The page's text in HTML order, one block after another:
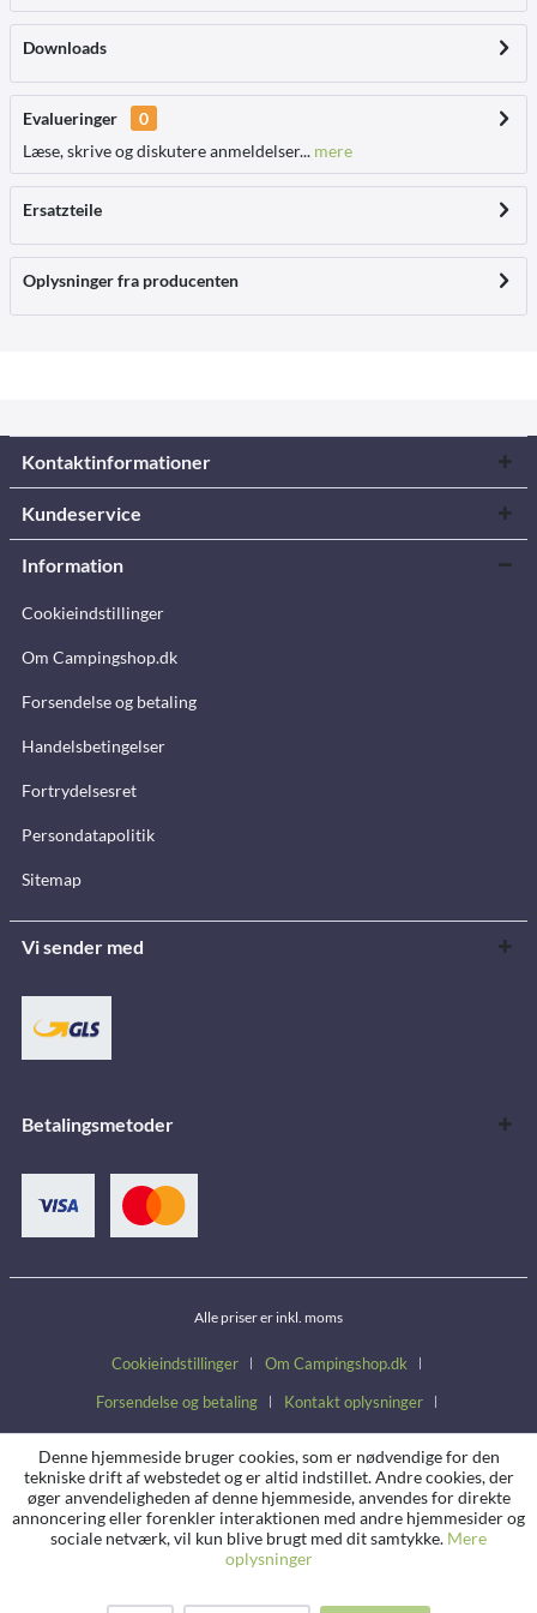
Downloads
Evalueringer
0
Læse, skrive og diskutere anmeldelser... mere
Ersatzteile
Oplysninger fra producenten
Kontaktinformationer
Kundeservice
Information
Cookieindstillinger
Om Campingshop.dk
Forsendelse og betaling
Handelsbetingelser
Fortrydelsesret
Persondatapolitik
Sitemap
Vi sender med
Betalingsmetoder
Alle priser er inkl. moms
Cookieindstillinger
Om Campingshop.dk
Forsendelse og betaling
Kontakt oplysninger
Handelsbetingelser
Fortrydelsesret Persondatapolitik
Denne hjemmeside bruger cookies, som er nødvendige for den
tekniske drift af webstedet og er altid indstillet. Andre cookies, der
øger anvendeligheden af denne hjemmeside, anvendes for direkte
annoncering eller forenkler interaktionen med andre hjemmesider og
sociale netværk, vil kun blive brugt med dit samtykke. Mere
oplysninger